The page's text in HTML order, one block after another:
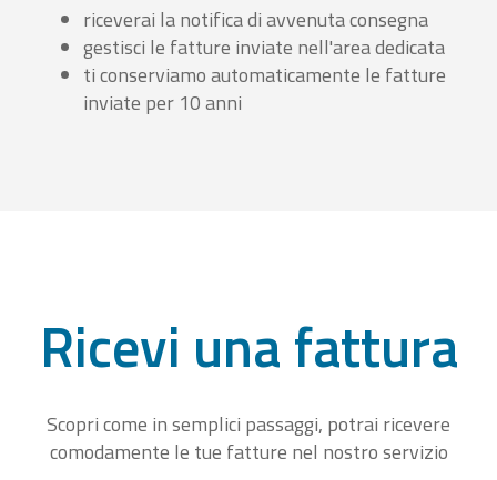
riceverai la notifica di avvenuta consegna
gestisci le fatture inviate nell'area dedicata
ti conserviamo automaticamente le fatture
inviate per 10 anni
Ricevi una fattura
Scopri come in semplici passaggi, potrai ricevere
comodamente le tue fatture nel nostro servizio